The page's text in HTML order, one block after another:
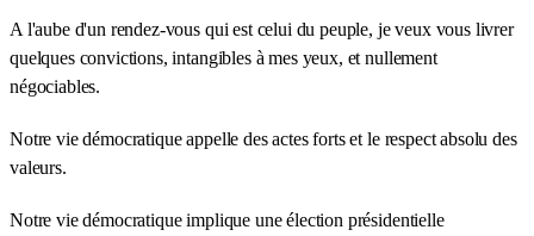
A l'aube d'un rendez-vous qui est celui du peuple, je veux vous livrer
quelques convictions, intangibles à mes yeux, et nullement
négociables.
Notre vie démocratique appelle des actes forts et le respect absolu des
valeurs.
Notre vie démocratique implique une élection présidentielle